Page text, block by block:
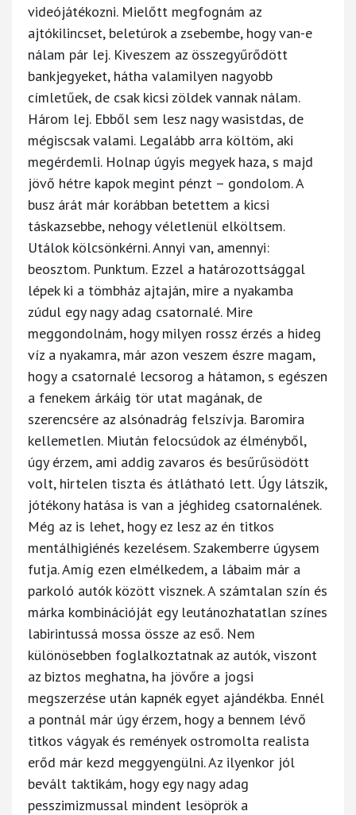
videójátékozni. Mielőtt megfognám az
ajtókilincset, beletúrok a zsebembe, hogy van-e
nálam pár lej. Kiveszem az összegyűrődött
bankjegyeket, hátha valamilyen nagyobb
címletűek, de csak kicsi zöldek vannak nálam.
Három lej. Ebből sem lesz nagy wasistdas, de
mégiscsak valami. Legalább arra költöm, aki
megérdemli. Holnap úgyis megyek haza, s majd
jövő hétre kapok megint pénzt – gondolom. A
busz árát már korábban betettem a kicsi
táskazsebbe, nehogy véletlenül elköltsem.
Utálok kölcsönkérni. Annyi van, amennyi:
beosztom. Punktum. Ezzel a határozottsággal
lépek ki a tömbház ajtaján, mire a nyakamba
zúdul egy nagy adag csatornalé. Mire
meggondolnám, hogy milyen rossz érzés a hideg
víz a nyakamra, már azon veszem észre magam,
hogy a csatornalé lecsorog a hátamon, s egészen
a fenekem árkáig tör utat magának, de
szerencsére az alsónadrág felszívja. Baromira
kellemetlen. Miután felocsúdok az élményből,
úgy érzem, ami addig zavaros és besűrűsödött
volt, hirtelen tiszta és átlátható lett. Úgy látszik,
jótékony hatása is van a jéghideg csatornalének.
Még az is lehet, hogy ez lesz az én titkos
mentálhigiénés kezelésem. Szakemberre úgysem
futja. Amíg ezen elmélkedem, a lábaim már a
parkoló autók között visznek. A számtalan szín és
márka kombinációját egy leutánozhatatlan színes
labirintussá mossa össze az eső. Nem
különösebben foglalkoztatnak az autók, viszont
az biztos meghatna, ha jövőre a jogsi
megszerzése után kapnék egyet ajándékba. Ennél
a pontnál már úgy érzem, hogy a bennem lévő
titkos vágyak és remények ostromolta realista
erőd már kezd meggyengülni. Az ilyenkor jól
bevált taktikám, hogy egy nagy adag
pesszimizmussal mindent lesöprök a